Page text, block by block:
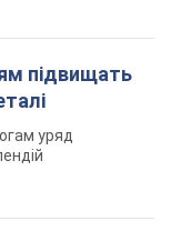
підвищать
уряд